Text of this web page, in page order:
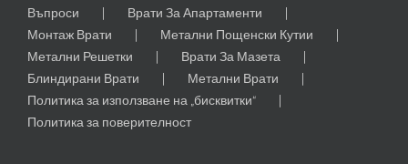
Въпроси
Врати За Апартаменти
Монтаж Врати
Метални Пощенски Кутии
Метални Решетки
Врати За Мазета
Блиндирани Врати
Метални Врати
Политика за използване на „бисквитки“
Политика за поверителност